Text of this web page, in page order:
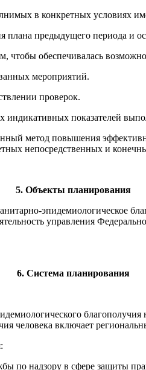
в конкретных условиях
плана предыдущего периода и
чтобы обеспечивалась
мероприятий.
проверок.
индикативных показателей
метод повышения
непосредственных и
5. Объекты планирования
эпидемиологическое
управления
6. Система планирования
человека включает
по надзору в сфере защиты